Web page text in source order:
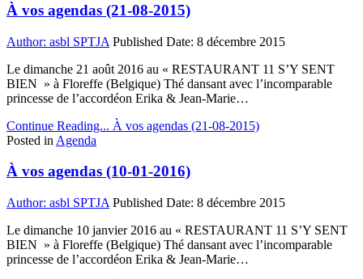
À vos agendas (21-08-2015)
Author: asbl SPTJA Published Date: 8 décembre 2015
Le dimanche 21 août 2016 au « RESTAURANT 11 S’Y SENT
BIEN » à Floreffe (Belgique) Thé dansant avec l’incomparable
princesse de l’accordéon Erika & Jean-Marie…
Continue Reading... À vos agendas (21-08-2015)
Posted in Agenda
À vos agendas (10-01-2016)
Author: asbl SPTJA Published Date: 8 décembre 2015
Le dimanche 10 janvier 2016 au « RESTAURANT 11 S’Y SENT
BIEN » à Floreffe (Belgique) Thé dansant avec l’incomparable
princesse de l’accordéon Erika & Jean-Marie…